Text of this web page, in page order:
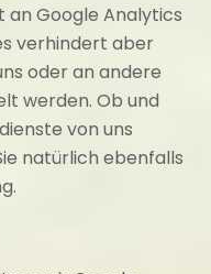
Google Analytics
verhindert aber
oder an andere
werden. Ob und
von uns
natürlich ebenfalls